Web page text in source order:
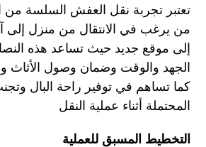
تعتبر تجربة نقل العفش السلسة من
من يرغب في الانتقال من منزل
إلى موقع جديد حيث تساعد هذه
الجهد والوقت وضمان وصول الأثاث
كما تساهم في توفير راحة البال
المحتملة أثناء عملية النقل
التخطيط المسبق للعملية